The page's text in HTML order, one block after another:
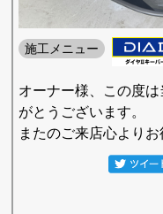
施工メニュー
オーナー様、この度
がとうございます。
またのご来店心よりお